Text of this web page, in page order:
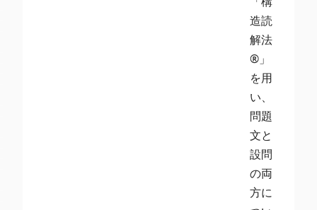
造読
解法
®」
を用
い、
問題
文と
設問
の両
方に